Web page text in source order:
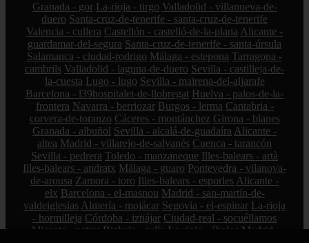
Granada - gor La-rioja - tirgo Valladolid - villanueva-de-
duero Santa-cruz-de-tenerife - santa-cruz-de-tenerife
Valencia - cullera Castellón - castelló-de-la-plana Alicante -
guardamar-del-segura Santa-cruz-de-tenerife - santa-úrsula
Salamanca - ciudad-rodrigo Málaga - estepona Tarragona -
cambrils Valladolid - laguna-de-duero Sevilla - castilleja-de-
la-cuesta Lugo - lugo Sevilla - mairena-del-aljarafe
Barcelona - l39hospitalet-de-llobregat Huelva - palos-de-la-
frontera Navarra - berriozar Burgos - lerma Cantabria -
corvera-de-toranzo Cáceres - montánchez Girona - blanes
Granada - albuñol Sevilla - alcalá-de-guadaíra Alicante -
altea Madrid - villarejo-de-salvanés Cuenca - tarancón
Sevilla - pedrera Toledo - manzaneque Illes-balears - artà
Illes-balears - andratx Málaga - guaro Pontevedra - vilanova-
de-arousa Zamora - toro Illes-balears - esporles Alicante -
elx Barcelona - el-masnou Madrid - san-martín-de-
valdeiglesias Almería - mojácar Segovia - el-espinar La-rioja
- hormilleja Córdoba - iznájar Ciudad-real - socuéllamos
Alicante - petrer Bizkaia - zalla La-rioja - ábalos Madrid -